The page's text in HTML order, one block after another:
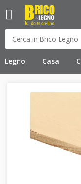
Legno Casa